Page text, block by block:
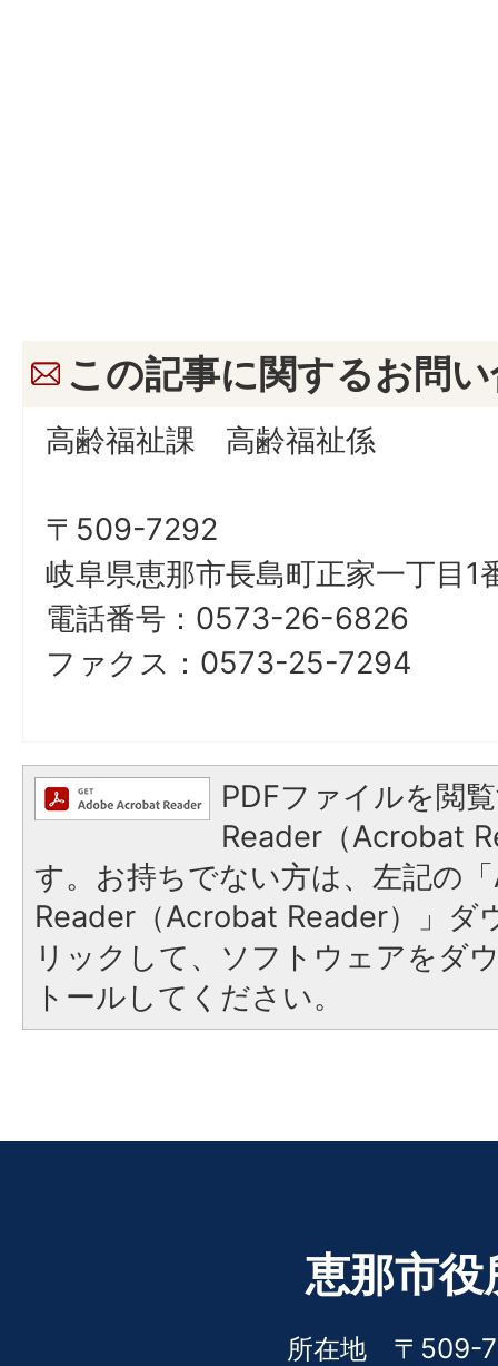
この記事に関するお問
高齢福祉課 高齢福祉係
〒509-7292
岐阜県恵那市長島町正家一丁目
電話番号：0573-26-6826
ファクス：0573-25-7294
PDFファイルを閲
Reader（Acrobat
す。お持ちでない方は、左記の
Reader（Acrobat Reader）」ダ
リックして、ソフトウェアをダ
トールしてください。
恵那市役
所在地 〒509-